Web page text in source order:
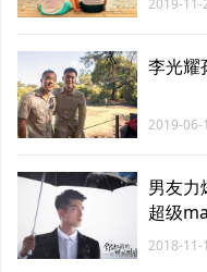
2019-11-
李光耀
2019-06-
男友力
超级
2018-11-